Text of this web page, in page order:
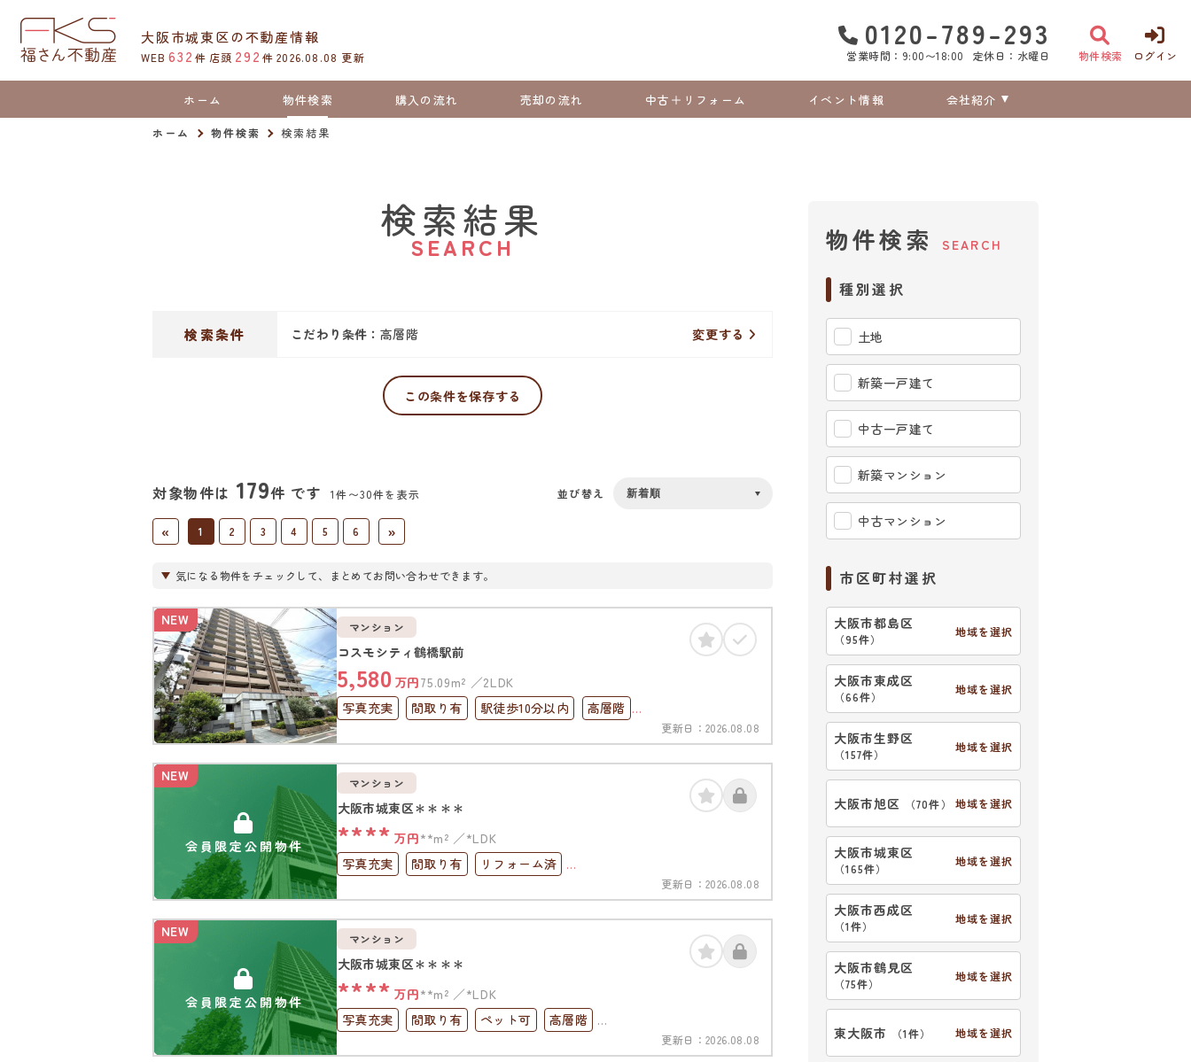
大阪市城東区の不動産情報
WEB 632 件 店頭 292 件 2026.08.08 更新
0120-789-293
営業時間：9:00〜18:00 定休日：水曜日 物件検索 ログイン
ホーム 物件検索 購入の流れ 売却の流れ 中古＋リフォーム イベント情報 会社紹介
ホーム 物件検索 検索結果
検索結果
SEARCH
検索条件 こだわり条件： 高層階 変更する
この条件を保存する
対象物件は 179件 です 1件〜30件を表示 並び替え
« 1 2 3 4 5 6 »
気になる物件をチェックして、まとめてお問い合わせできます。
NEW マンション
コスモシティ鶴橋駅前
5,580 万円75.09m²
2LDK
写真充実
間取り有 駅徒歩10分以内
高層階
オートロック
角部屋
更新日： 2026.08.08
会員限定公開物件
NEW マンション
大阪市城東区＊＊＊＊
**** 万円**m²
*LDK
写真充実
間取り有
リフォーム済
駅徒歩10分以内
4LDK以上
高層階
オートロック
更新日： 2026.08.08
会員限定公開物件
NEW マンション
大阪市城東区＊＊＊＊
**** 万円**m²
*LDK
写真充実
間取り有 ペット可
高層階
オートロック
更新日： 2026.08.08
物件検索 SEARCH
種別選択
土地
新築一戸建て
中古一戸建て
新築マンション
中古マンション
市区町村選択
大阪市都島区
（95件）
地域を選択
大阪市東成区
（66件）
地域を選択
大阪市生野区
（157件）
地域を選択
大阪市旭区 （70件） 地域を選択
大阪市城東区
（165件）
地域を選択
大阪市西成区
（1件）
地域を選択
大阪市鶴見区
（75件）
地域を選択
東大阪市 （1件） 地域を選択